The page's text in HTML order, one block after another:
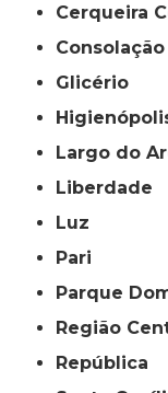
Cerqueira
Consolação
Glicério
Largo do
Liberdade
Luz
Pari
Parque
Região
República